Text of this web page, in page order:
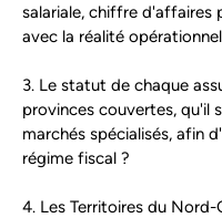
salariale, chiffre d'affaires
avec la réalité
3. Le statut de chaque
provinces couvertes, qu'il
marchés spécialisés, afin
régime fiscal ?
4. Les Territoires du